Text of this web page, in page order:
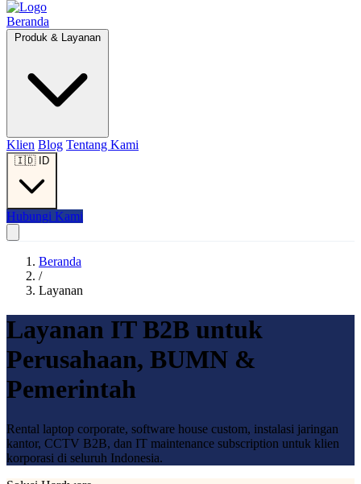
Beranda
Produk & Layanan
Klien Blog Tentang Kami
🇮🇩 ID
Hubungi Kami
Beranda
/
Layanan
Layanan IT B2B untuk
Perusahaan, BUMN &
Pemerintah
Rental laptop corporate, software house custom, instalasi jaringan
kantor, CCTV B2B, dan IT maintenance subscription untuk klien
korporasi di seluruh Indonesia.